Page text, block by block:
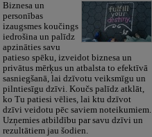
Biznesa un
personības
izaugsmes koučings
iedrošina un palīdz
apzināties savu
patieso spēku, izveidot biznesa un
privātus mērķus un atbalsta to efektīvā
sasniegšanā, lai dzīvotu veiksmīgu un
pilntiesīgu dzīvi. Koučs palīdz atklāt,
ko Tu patiesi vēlies, lai ktu dzīvot
dzīvi veidotu pēc saviem noteikumiem.
Uzņemies atbildību par savu dzīvi un
rezultātiem jau šodien.